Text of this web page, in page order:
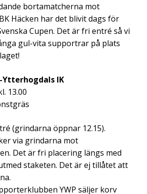
bortamatcherna mot
Häcken har det blivit dags för
Cupen. Det är fri entré så vi
gul-vita supportrar på plats
Ytterhogdals IK
13.00
(grindarna öppnar 12.15).
via grindarna mot
Det är fri placering längs med
staketen. Det är ej tillåtet att
YWP säljer korv